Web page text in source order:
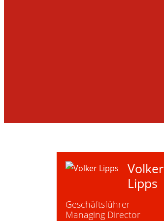
Volker
Lipps
Geschäftsführer
Managing Director